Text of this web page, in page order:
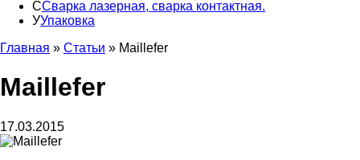
ССварка лазерная, сварка контактная.
УУпаковка
Главная » Статьи » Maillefer
Maillefer
17.03.2015